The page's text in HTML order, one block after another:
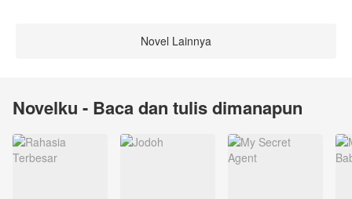
Novel Lainnya
Novelku - Baca dan tulis dimanapun